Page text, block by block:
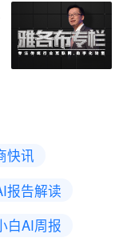
快讯
报告解读
白AI周报